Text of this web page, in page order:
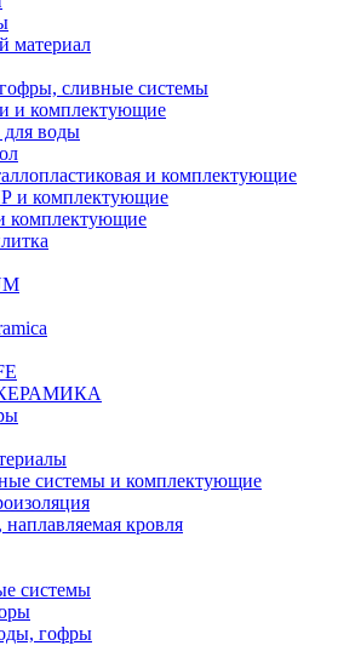
материал
сливные системы
и комплектующие
воды
и комплектующие
и комплектующие
комплектующие
системы и комплектующие
наплавляемая кровля
системы
гофры